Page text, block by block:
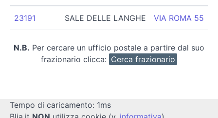
23191 SALE DELLE LANGHE VIA ROMA 55
N.B. Per cercare un ufficio postale a partire dal suo
frazionario clicca: Cerca frazionario
Tempo di caricamento: 1ms